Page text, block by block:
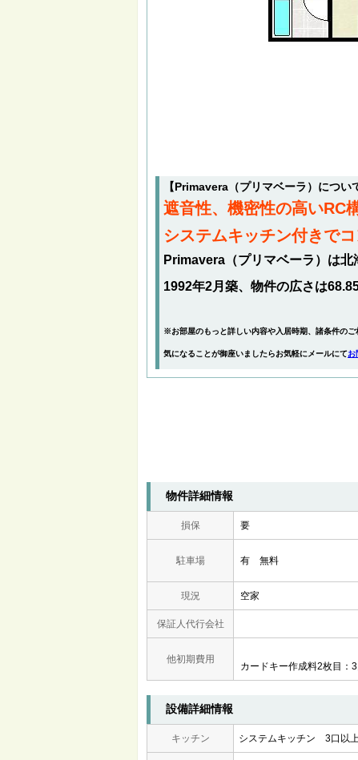
【Primavera（プリマベーラ）につい
遮音性、機密性の高いRC
システムキッチン付きで
Primavera（プリマベーラ）は北
1992年2月築、物件の広さは
※お部屋のもっと詳しい内容や入居時期、諸条件のご
気になることが御座いましたらお気軽にメールにてお
物件詳細情報
損保 要
駐車場 有 無料
現況 空家
保証人代行会社
他初期費用
カードキー作成料2枚目：
設備詳細情報
キッチン システムキッチン 3口以